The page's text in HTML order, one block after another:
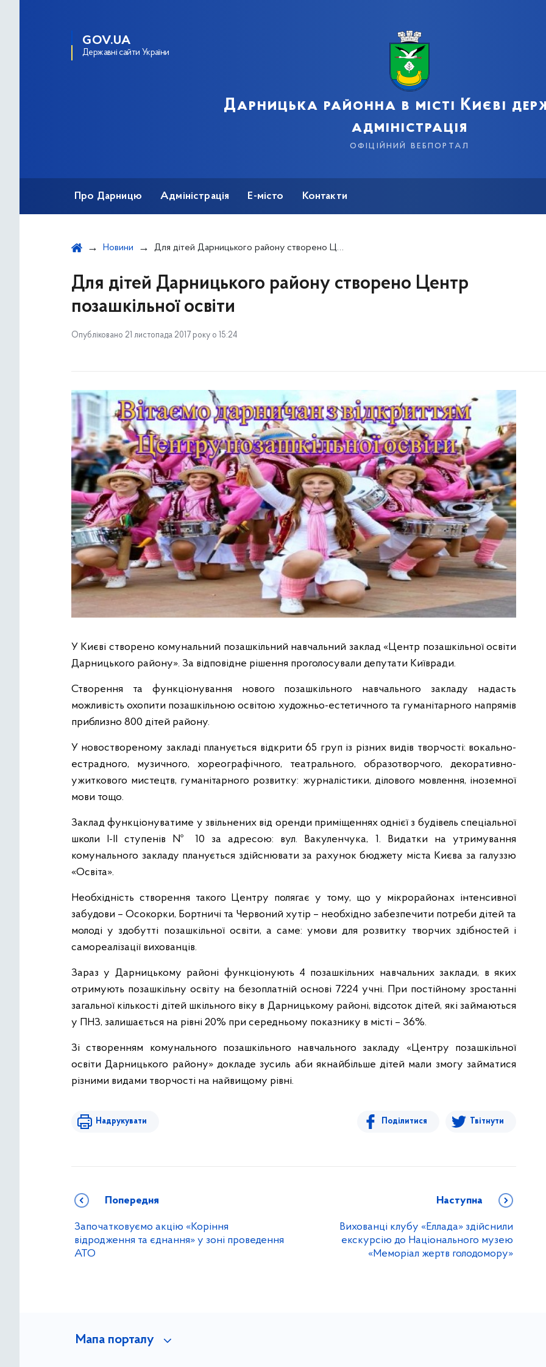
GOV.UA
Державні сайти України
Дарницька районна в місті Києві
адміністрація
офіційний вебпортал
Про Дарницю Адміністрація Е-місто Контакти
Новини Для дітей Дарницького району створено Центр позашкільної освіти
Для дітей Дарницького району створено Центр
позашкільної освіти
Опубліковано 21 листопада 2017 року о 15:24
У Києві створено комунальний позашкільний навчальний заклад «Центр позашкільної освіти
Дарницького району». За відповідне рішення проголосували депутати Київради.
Створення та функціонування нового позашкільного навчального закладу надасть
можливість охопити позашкільною освітою художньо-естетичного та гуманітарного напрямів
приблизно 800 дітей району.
У новоствореному закладі планується відкрити 65 груп із різних видів творчості: вокально-
естрадного, музичного, хореографічного, театрального, образотворчого, декоративно-
ужиткового мистецтв, гуманітарного розвитку: журналістики, ділового мовлення, іноземної
мови тощо.
Заклад функціонуватиме у звільнених від оренди приміщеннях однієї з будівель спеціальної
школи I-II ступенів № 10 за адресою: вул. Вакуленчука, 1. Видатки на утримування
комунального закладу планується здійснювати за рахунок бюджету міста Києва за галуззю
«Освіта».
Необхідність створення такого Центру полягає у тому, що у мікрорайонах інтенсивної
забудови – Осокорки, Бортничі та Червоний хутір – необхідно забезпечити потреби дітей та
молоді у здобутті позашкільної освіти, а саме: умови для розвитку творчих здібностей і
самореалізації вихованців.
Зараз у Дарницькому районі функціонують 4 позашкільних навчальних заклади, в яких
отримують позашкільну освіту на безоплатній основі 7224 учні. При постійному зростанні
загальної кількості дітей шкільного віку в Дарницькому районі, відсоток дітей, які займаються
у ПНЗ, залишається на рівні 20% при середньому показнику в місті – 36%.
Зі створенням комунального позашкільного навчального закладу «Центру позашкільної
освіти Дарницького району» докладе зусиль аби якнайбільше дітей мали змогу займатися
різними видами творчості на найвищому рівні.
Надрукувати Поділитися Твітнути
Попередня
Започатковуємо акцію «Коріння
відродження та єднання» у зоні проведення
АТО
Наступна
Вихованці клубу «Еллада» здійснили
екскурсію до Національного музею
«Меморіал жертв голодомору»
Мапа порталу